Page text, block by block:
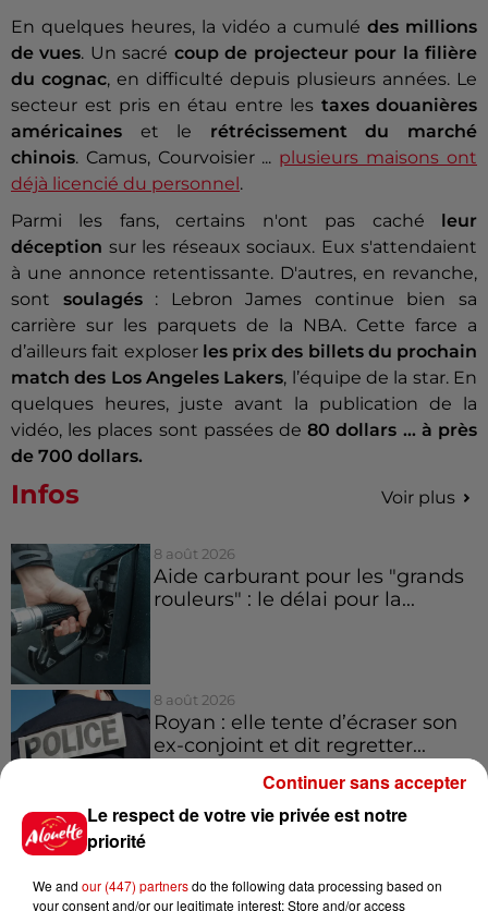
En quelques heures, la vidéo a cumulé des millions
de vues. Un sacré coup de projecteur pour la filière
du cognac, en difficulté depuis plusieurs années. Le
secteur est pris en étau entre les taxes douanières
américaines et le rétrécissement du marché
chinois. Camus, Courvoisier ... plusieurs maisons ont
déjà licencié du personnel .
Parmi les fans, certains n'ont pas caché
leur
déception sur les réseaux sociaux. Eux s'attendaient
à une annonce retentissante. D'autres, en revanche,
sont soulagés: Lebron James continue bien sa
carrière sur les parquets de la NBA. Cette farce a
d’ailleurs fait exploser les prix des billets du prochain
match des Los Angeles Lakers, l’équipe de la star. En
quelques heures, juste avant la publication de la
vidéo, les places sont passées de80 dollars ... à près
de 700 dollars.
Infos Voir plus
8 août 2026
Aide carburant pour les "grands
rouleurs" : le délai pour la...
8 août 2026
Royan : elle tente d’écraser son
ex-conjoint et dit regretter...
logements visités en juillet 2026,
Le respect de votre vie privée est notre
priorité
We and our (447) partnersdo the following data processing based on
your consent and/or our legitimate interest: Store and/or access
Continuer sans accepter